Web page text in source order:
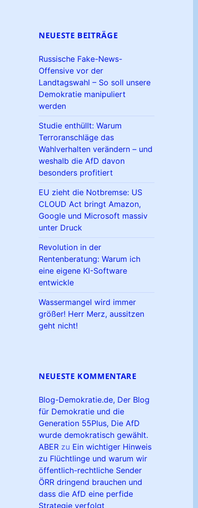
NEUESTE BEITRÄGE
Russische Fake-News-
Offensive vor der
Landtagswahl – So soll unsere
Demokratie manipuliert
werden
Studie enthüllt: Warum
Terroranschläge das
Wahlverhalten verändern – und
weshalb die AfD davon
besonders profitiert
EU zieht die Notbremse: US
CLOUD Act bringt Amazon,
Google und Microsoft massiv
unter Druck
Revolution in der
Rentenberatung: Warum ich
eine eigene KI-Software
entwickle
Wassermangel wird immer
größer! Herr Merz, aussitzen
geht nicht!
NEUESTE KOMMENTARE
Blog-Demokratie.de, Der Blog
für Demokratie und die
Generation 55Plus, Die AfD
wurde demokratisch gewählt.
ABER zu Ein wichtiger Hinweis
zu Flüchtlinge und warum wir
öffentlich-rechtliche Sender
ÖRR dringend brauchen und
dass die AfD eine perfide
Strategie verfolgt